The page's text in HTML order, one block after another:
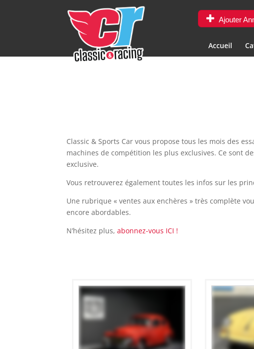
Ajouter
Accueil
Classic & Sports Car vous propose tous les mois des
machines de compétition les plus exclusives. Ce sont
exclusive.
Vous retrouverez également toutes les infos sur les
Une rubrique « ventes aux enchères » très complète
encore abordables.
N’hésitez plus,abonnez-vous ICI !